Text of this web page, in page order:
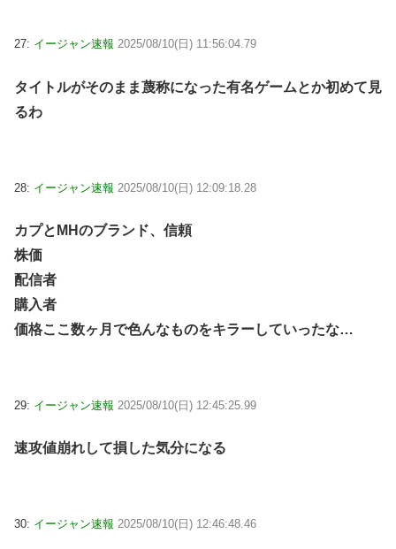
27: イージャン速報 2025/08/10(日) 11:56:04.79
タイトルがそのまま蔑称になった有名ゲームとか初めて見
るわ
28: イージャン速報 2025/08/10(日) 12:09:18.28
カプとMHのブランド、信頼
株価
配信者
購入者
価格ここ数ヶ月で色んなものをキラーしていったな…
29: イージャン速報 2025/08/10(日) 12:45:25.99
速攻値崩れして損した気分になる
30: イージャン速報 2025/08/10(日) 12:46:48.46